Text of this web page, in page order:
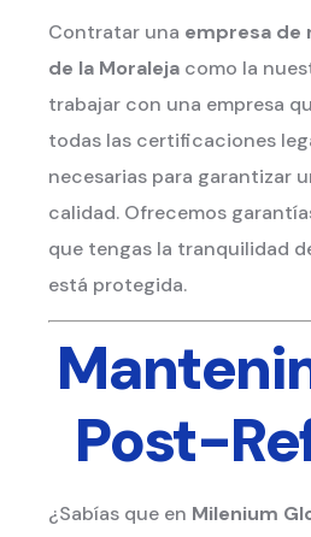
Contratar una empresa de
de la Moraleja como la
trabajar con una empresa
todas las certificaciones
necesarias para garantizar
calidad. Ofrecemos
que tengas la tranquilidad
está protegida.
Post-
¿Sabías que en Milenium